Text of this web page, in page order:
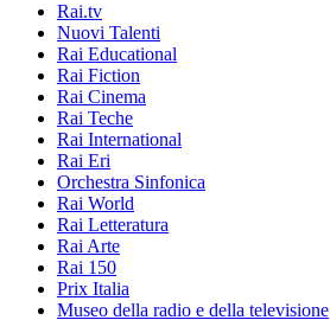
Rai.tv
Nuovi Talenti
Rai Educational
Rai Fiction
Rai Cinema
Rai Teche
Rai International
Rai Eri
Orchestra Sinfonica
Rai World
Rai Letteratura
Rai Arte
Rai 150
Prix Italia
Museo della radio e della televisione